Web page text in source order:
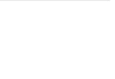
tryskání pískem. Nekompromisní